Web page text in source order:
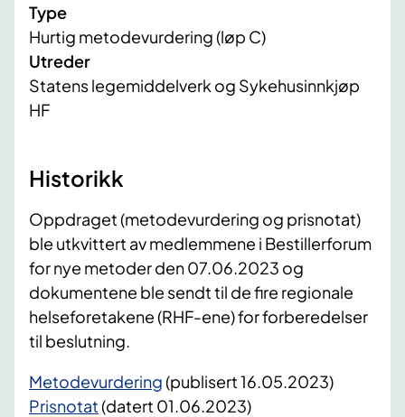
Type
Hurtig metodevurdering (løp C)
Utreder
Statens legemiddelverk og Sykehusinnkjøp
HF
Historikk
Oppdraget (metodevurdering og prisnotat)
ble utkvittert av medlemmene i Bestillerforum
for nye metoder den 07.06.2023 og
dokumentene ble sendt til de fire regionale
helseforetakene (RHF-ene) for forberedelser
til beslutning.
Metodevurdering(publisert 16.05.2023)
Prisnotat(datert 01.06.2023)